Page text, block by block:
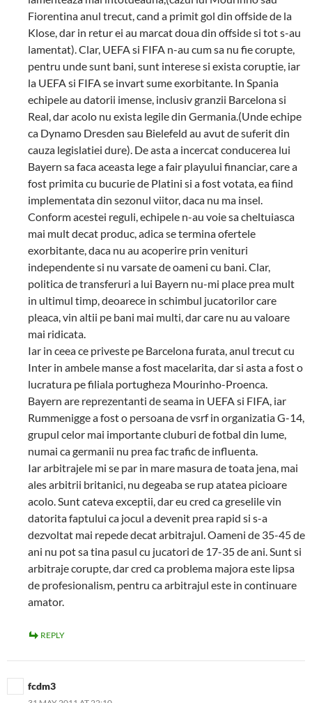
Fiorentina anul trecut, cand a primit gol din offside de la
Klose, dar in retur ei au marcat doua din offside si tot s-au
lamentat). Clar, UEFA si FIFA n-au cum sa nu fie corupte,
pentru unde sunt bani, sunt interese si exista coruptie, iar
la UEFA si FIFA se invart sume exorbitante. In Spania
echipele au datorii imense, inclusiv granzii Barcelona si
Real, dar acolo nu exista legile din Germania.(Unde echipe
ca Dynamo Dresden sau Bielefeld au avut de suferit din
cauza legislatiei dure). De asta a incercat conducerea lui
Bayern sa faca aceasta lege a fair playului financiar, care a
fost primita cu bucurie de Platini si a fost votata, ea fiind
implementata din sezonul viitor, daca nu ma insel.
Conform acestei reguli, echipele n-au voie sa cheltuiasca
mai mult decat produc, adica se termina ofertele
exorbitante, daca nu au acoperire prin venituri
independente si nu varsate de oameni cu bani. Clar,
politica de transferuri a lui Bayern nu-mi place prea mult
in ultimul timp, deoarece in schimbul jucatorilor care
pleaca, vin altii pe bani mai multi, dar care nu au valoare
mai ridicata.
Iar in ceea ce priveste pe Barcelona furata, anul trecut cu
Inter in ambele manse a fost macelarita, dar si asta a fost o
lucratura pe filiala portugheza Mourinho-Proenca.
Bayern are reprezentanti de seama in UEFA si FIFA, iar
Rummenigge a fost o persoana de vsrf in organizatia G-14,
grupul celor mai importante cluburi de fotbal din lume,
numai ca germanii nu prea fac trafic de influenta.
Iar arbitrajele mi se par in mare masura de toata jena, mai
ales arbitrii britanici, nu degeaba se rup atatea picioare
acolo. Sunt cateva exceptii, dar eu cred ca greselile vin
datorita faptului ca jocul a devenit prea rapid si s-a
dezvoltat mai repede decat arbitrajul. Oameni de 35-45 de
ani nu pot sa tina pasul cu jucatori de 17-35 de ani. Sunt si
arbitraje corupte, dar cred ca problema majora este lipsa
de profesionalism, pentru ca arbitrajul este in continuare
amator.
REPLY
fcdm3